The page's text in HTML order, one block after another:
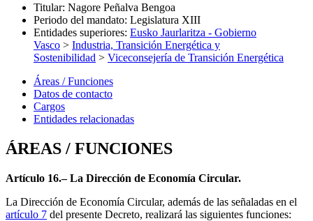
Titular: Nagore Peñalva Bengoa
Periodo del mandato: Legislatura XIII
Entidades superiores: Eusko Jaurlaritza - Gobierno
Vasco > Industria, Transición Energética y
Sostenibilidad > Viceconsejería de Transición Energética
Áreas / Funciones
Datos de contacto
Cargos
Entidades relacionadas
ÁREAS / FUNCIONES
Artículo 16.– La Dirección de Economía Circular.
La Dirección de Economía Circular, además de las señaladas en el
artículo 7 del presente Decreto, realizará las siguientes funciones: